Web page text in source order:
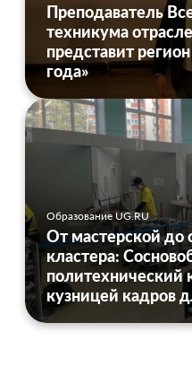
Преподаватель
техникума
представит
года»
Образование UG.RU
От мастерской до
кластера:
политехнический
кузницей кадров